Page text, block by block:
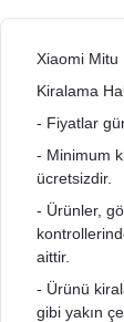
Xiaomi Mitu
Kiralama
- Fiyatlar
- Minimum
ücretsizdir.
- Ürünler,
aittir.
- Ürünü
gibi yakın